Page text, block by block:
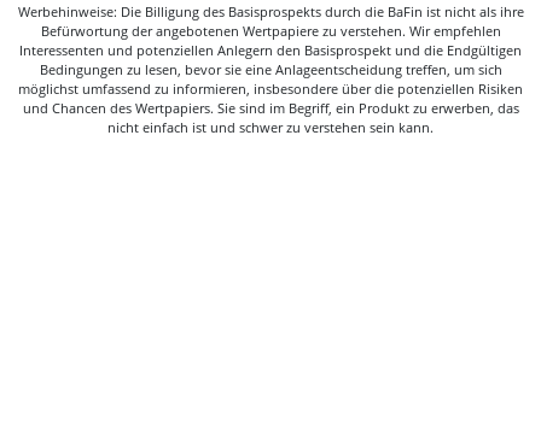
Werbehinweise: Die Billigung des Basisprospekts durch die BaFin ist nicht als ihre
Befürwortung der angebotenen Wertpapiere zu verstehen. Wir empfehlen
Interessenten und potenziellen Anlegern den Basisprospekt und die Endgültigen
Bedingungen zu lesen, bevor sie eine Anlageentscheidung treffen, um sich
möglichst umfassend zu informieren, insbesondere über die potenziellen Risiken
und Chancen des Wertpapiers. Sie sind im Begriff, ein Produkt zu erwerben, das
nicht einfach ist und schwer zu verstehen sein kann.